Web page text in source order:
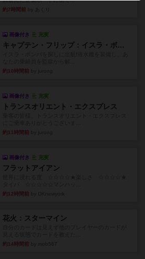
約7時間前
画像付き 充実
キャプテン・フリップ：イスラ・ボンバ
約10時間前
画像付き 充実
トランスオリエント・エクスプレス
約11時間前
画像付き 充実
フラットアイアン
約12時間前
花火：スターマイン
約14時間前